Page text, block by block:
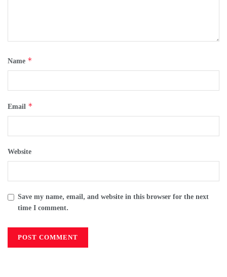
Name *
Email *
Website
Save my name, email, and website in this browser for the next
time I comment.